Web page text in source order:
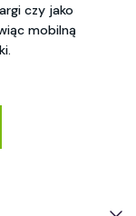
czy jako
mobilną